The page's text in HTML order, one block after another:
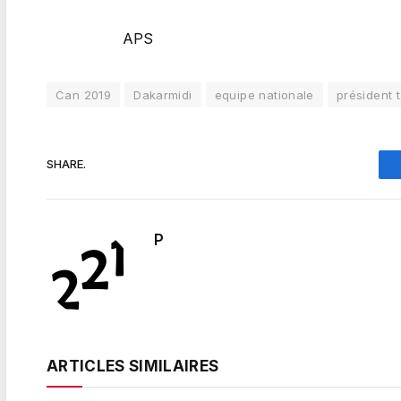
APS
Can 2019 Dakarmidi equipe nationale président
SHARE.
P
ARTICLES SIMILAIRES